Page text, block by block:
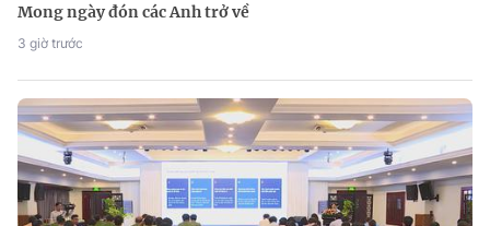
Mong ngày đón các Anh trở về
3 giờ trước